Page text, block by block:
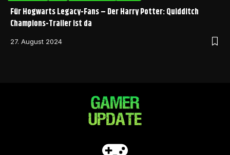
Für Hogwarts Legacy-Fans – Der Harry Potter: Quidditch
Champions-Trailer ist da
27. August 2024